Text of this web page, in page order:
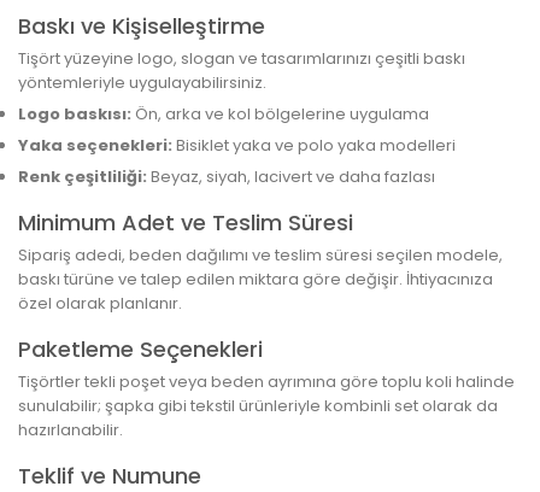
Baskı ve Kişiselleştirme
Tişört yüzeyine logo, slogan ve tasarımlarınızı çeşitli baskı
yöntemleriyle uygulayabilirsiniz.
Logo baskısı: Ön, arka ve kol bölgelerine uygulama
Yaka seçenekleri: Bisiklet yaka ve polo yaka modelleri
Renk çeşitliliği: Beyaz, siyah, lacivert ve daha fazlası
Minimum Adet ve Teslim Süresi
Sipariş adedi, beden dağılımı ve teslim süresi seçilen modele,
baskı türüne ve talep edilen miktara göre değişir. İhtiyacınıza
özel olarak planlanır.
Paketleme Seçenekleri
Tişörtler tekli poşet veya beden ayrımına göre toplu koli halinde
sunulabilir; şapka gibi tekstil ürünleriyle kombinli set olarak da
hazırlanabilir.
Teklif ve Numune